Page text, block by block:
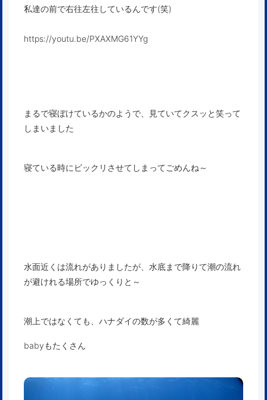
私達の前で右往左往しているんです(笑)
https://youtu.be/PXAXMG61YYg
まるで寝ぼけているかのようで、見ていてクスッと笑って
しまいました
寝ている時にビックリさせてしまってごめんね～
水面近くは流れがありましたが、水底まで降りて潮の流れ
が避けれる場所でゆっくりと～
潮上ではなくても、ハナダイの数が多くて綺麗
babyもたくさん